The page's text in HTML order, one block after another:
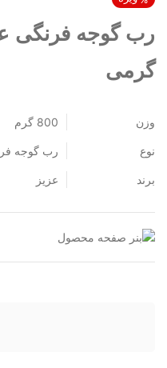
800 گرم
رب گوجه
عزیز